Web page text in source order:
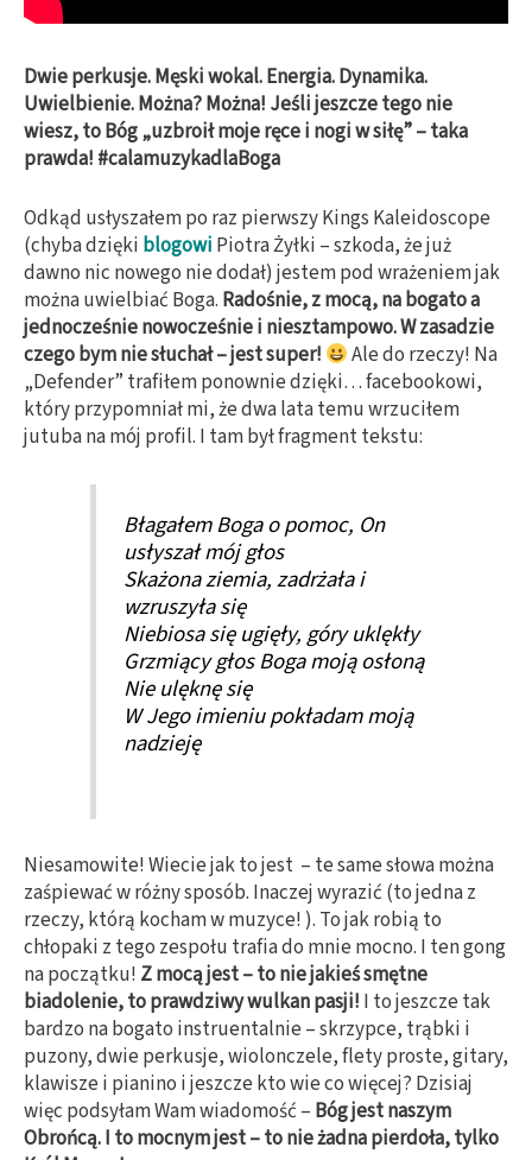
Dwie perkusje. Męski wokal. Energia. Dynamika.
Uwielbienie. Można? Można! Jeśli jeszcze tego nie
wiesz, to Bóg „uzbroił moje ręce i nogi w siłę” – taka
prawda! #calamuzykadlaBoga
Odkąd usłyszałem po raz pierwszy Kings Kaleidoscope
(chyba dzięki blogowi Piotra Żyłki – szkoda, że już
dawno nic nowego nie dodał) jestem pod wrażeniem jak
można uwielbiać Boga. Radośnie, z mocą, na bogato a
jednocześnie nowocześnie i niesztampowo. W zasadzie
czego bym nie słuchał – jest super!
Ale do rzeczy! Na
„Defender” trafiłem ponownie dzięki… facebookowi,
który przypomniał mi, że dwa lata temu wrzuciłem
jutuba na mój profil. I tam był fragment tekstu:
Błagałem Boga o pomoc, On
usłyszał mój głos
Skażona ziemia, zadrżała i
wzruszyła się
Niebiosa się ugięły, góry uklękły
Grzmiący głos Boga moją osłoną
Nie ulęknę się
W Jego imieniu pokładam moją
nadzieję
Niesamowite! Wiecie jak to jest – te same słowa można
zaśpiewać w różny sposób. Inaczej wyrazić (to jedna z
rzeczy, którą kocham w muzyce! ). To jak robią to
chłopaki z tego zespołu trafia do mnie mocno. I ten gong
na początku! Z mocą jest – to nie jakieś smętne
biadolenie, to prawdziwy wulkan pasji! I to jeszcze tak
bardzo na bogato instruentalnie – skrzypce, trąbki i
puzony, dwie perkusje, wiolonczele, flety proste, gitary,
klawisze i pianino i jeszcze kto wie co więcej? Dzisiaj
więc podsyłam Wam wiadomość – Bóg jest naszym
Obrońcą. I to mocnym jest – to nie żadna pierdoła, tylko